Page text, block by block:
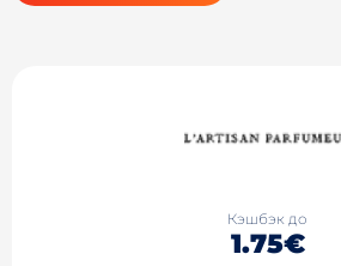
Кэшбэк до
1.75€